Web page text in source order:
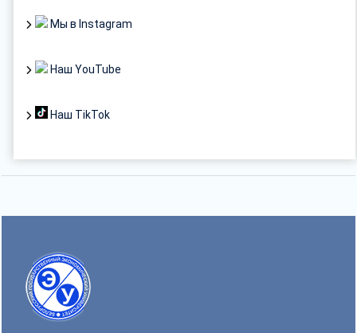
Мы в Instagram
Наш YouTube
Наш TikTok